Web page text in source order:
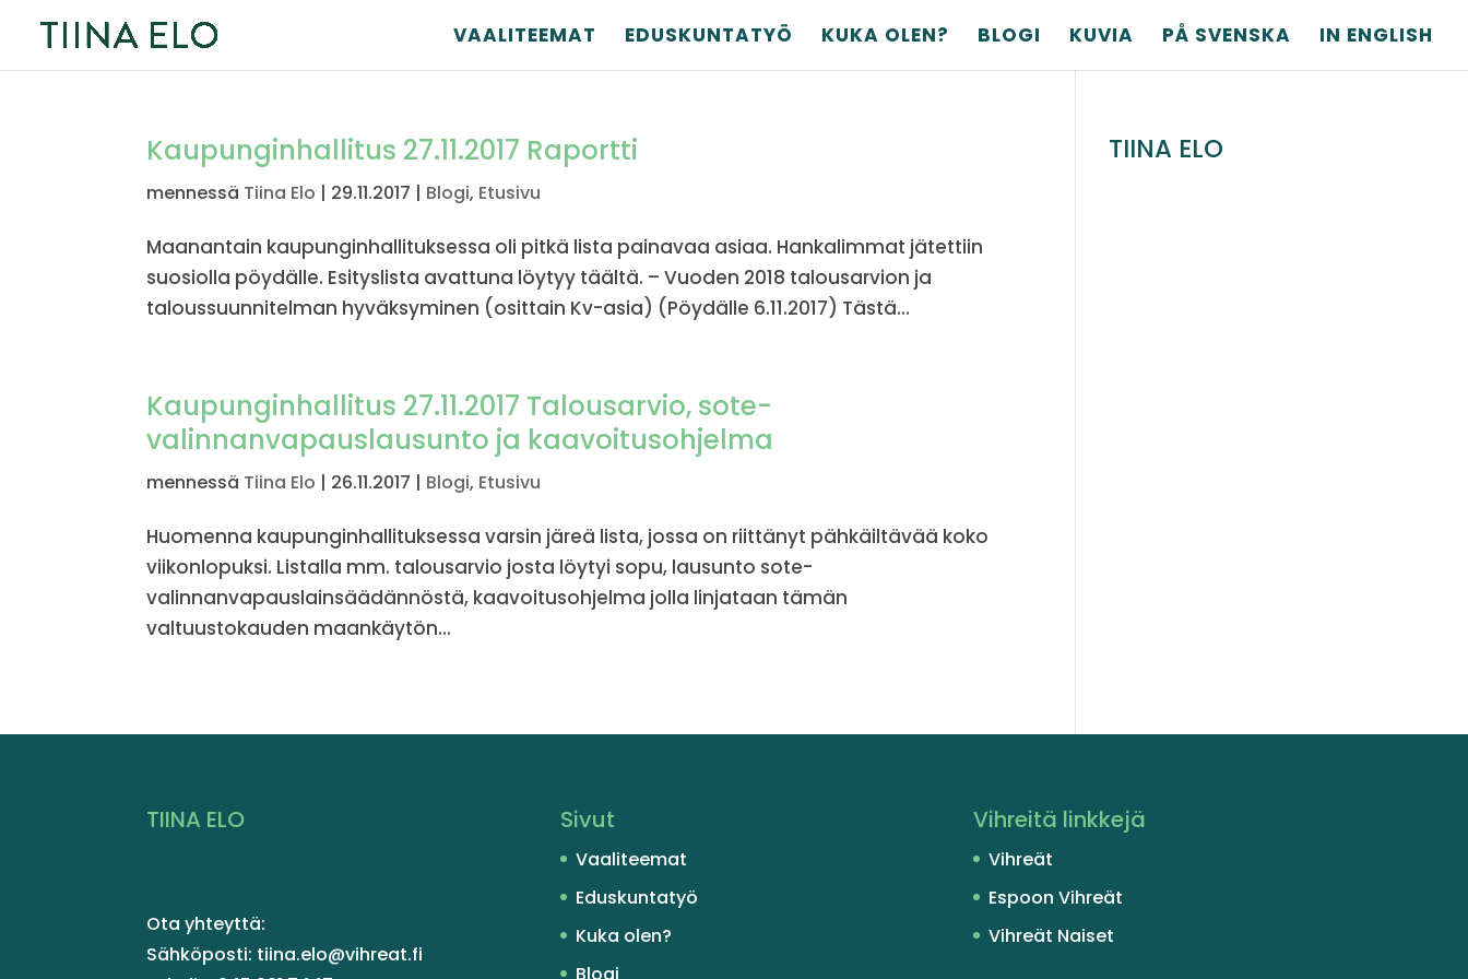
VAALITEEMAT EDUSKUNTATYÖ KUKA OLEN? BLOGI KUVIA PÅ SVENSKA IN ENGLISH
Kaupunginhallitus 27.11.2017 Raportti
mennessä Tiina Elo | 29.11.2017 | Blogi, Etusivu
Maanantain kaupunginhallituksessa oli pitkä lista painavaa asiaa. Hankalimmat jätettiin
suosiolla pöydälle. Esityslista avattuna löytyy täältä. – Vuoden 2018 talousarvion ja
taloussuunnitelman hyväksyminen (osittain Kv-asia) (Pöydälle 6.11.2017) Tästä...
Kaupunginhallitus 27.11.2017 Talousarvio, sote-
valinnanvapauslausunto ja kaavoitusohjelma
mennessä Tiina Elo | 26.11.2017 | Blogi, Etusivu
Huomenna kaupunginhallituksessa varsin järeä lista, jossa on riittänyt pähkäiltävää koko
viikonlopuksi. Listalla mm. talousarvio josta löytyi sopu, lausunto sote-
valinnanvapauslainsäädännöstä, kaavoitusohjelma jolla linjataan tämän
valtuustokauden maankäytön...
TIINA ELO
TIINA ELO
Ota yhteyttä:
Sähköposti: tiina.elo@vihreat.fi
Sivut
Vaaliteemat
Eduskuntatyö
Kuka olen?
Blogi
Vihreitä linkkejä
Vihreät
Espoon Vihreät
Vihreät Naiset